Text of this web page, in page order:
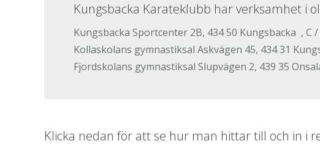
Kungsbacka Karateklubb har verksamhet i
Kungsbacka Sportcenter 2B, 434 50 Kungsbacka , C
Kollaskolans gymnastiksal Askvägen 45, 434 31
Fjordskolans gymnastiksal Slupvägen 2, 439 35
Klicka nedan för att se hur man hittar till och in i